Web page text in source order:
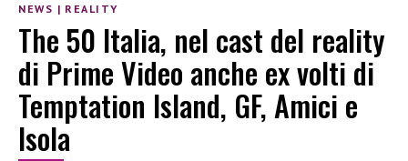
NEWS | REALITY
The 50 Italia, nel cast del reality
di Prime Video anche ex volti di
Temptation Island, GF, Amici e
Isola